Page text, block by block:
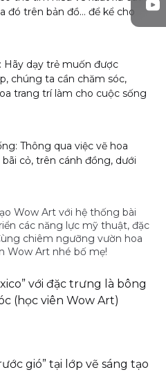
đó trên bản đồ… để kể cho
Hãy dạy trẻ muốn được
chúng ta cần chăm sóc,
trang trí làm cho cuộc sống
Thông qua việc vẽ hoa
cỏ, trên cánh đồng, dưới
Wow Art với hệ thống bài
các năng lực mỹ thuật, đặc
chiêm ngưỡng vườn hoa
Wow Art nhé bố mẹ!
với đặc trưng là bông
(học viên Wow Art)
gió” tại lớp vẽ sáng tạo